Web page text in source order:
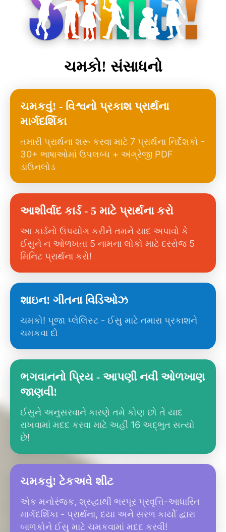
ચમકો! સંસાધનો
ચમકવું! - વિશ્વનો પ્રકાશ પ્રાર્થના
માર્ગદર્શિકા
તમારી પ્રાર્થના શરૂ કરવા માટે 7 પ્રાર્થના નિર્દેશકો -
30+ ભાષાઓમાં ઉપલબ્ધ + અંગ્રેજી PDF
ડાઉનલોડ
આશીર્વાદ કાર્ડ - 5 માટે પ્રાર્થના કરો
આ કાર્ડનો ઉપયોગ કરીને તમને યાદ અપાવો કે
ઈસુને ન ઓળખતા 5 નામના લોકો માટે દરરોજ 5
મિનિટ પ્રાર્થના કરો!
શાઇન! ગીતના વિડિઓઝ
ચમકો! પૂજા પ્લેલિસ્ટ - ઈસુ માટે તમારા પ્રકાશને
ચમકવા દો
ભગવાનનો પ્રિય - આપણી નવી ઓળખાણ
જાણવી!
ઈસુને અનુસરવાને કારણે તમે કોણ છો તે યાદ
રાખવામાં મદદ કરવા માટે અહીં 16 અદ્ભુત સત્યો
છે!
ચમકવું! ટેકઅવે શીટ
એક મનોરંજક, શ્રદ્ધાથી ભરપૂર પ્રવૃત્તિ-આધારિત
માર્ગદર્શિકા - પ્રાર્થના, દયા અને સરળ કાર્યો દ્વારા
બાળકોને ઈસુ માટે ચમકવામાં મદદ કરવી!